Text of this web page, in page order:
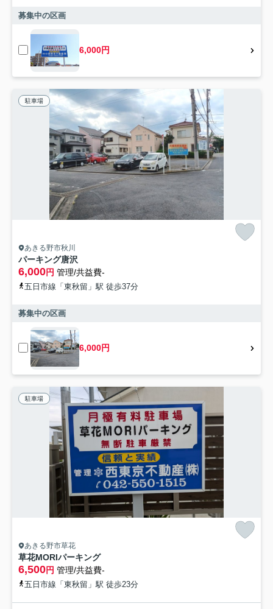
募集中の区画
6,000円
駐車場
あきる野市秋川
パーキング唐沢
6,000円 管理/共益費-
五日市線「東秋留」駅 徒歩37分
募集中の区画
6,000円
駐車場
あきる野市草花
草花MORIパーキング
6,500円 管理/共益費-
五日市線「東秋留」駅 徒歩23分